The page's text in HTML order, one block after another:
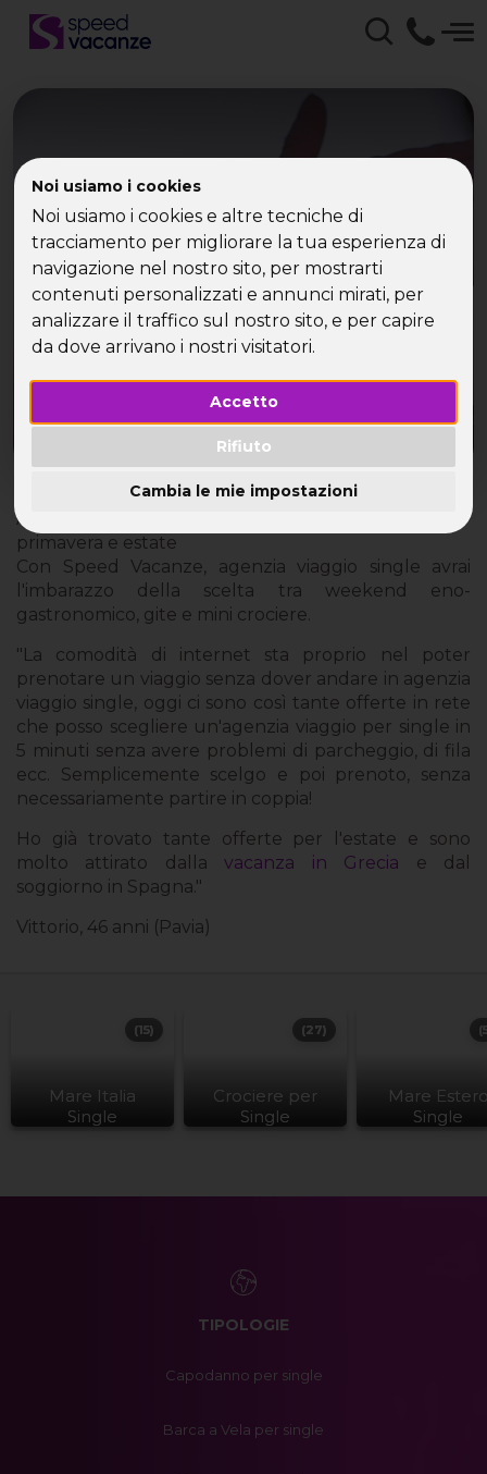
Noi usiamo i cookies
Noi usiamo i cookies e altre tecniche di
tracciamento per migliorare la tua esperienza di
navigazione nel nostro sito, per mostrarti
contenuti personalizzati e annunci mirati, per
analizzare il traffico sul nostro sito, e per capire
da dove arrivano i nostri visitatori.
Accetto
Rifiuto
Cambia le mie impostazioni
Speed Vacanze - Agenzia
Viaggio Single, weekend
e vacanze
Agenzia Viaggio Single - offerte e proposte per
primavera e estate
Agenzia Viaggio Single - offerte e proposte per
primavera e estate
Con Speed Vacanze, agenzia viaggio single avrai
l'imbarazzo della scelta tra weekend eno-
gastronomico, gite e mini crociere.
"La comodità di internet sta proprio nel poter
prenotare un viaggio senza dover andare in agenzia
viaggio single, oggi ci sono così tante offerte in rete
che posso scegliere un'agenzia viaggio per single in
5 minuti senza avere problemi di parcheggio, di fila
ecc. Semplicemente scelgo e poi prenoto, senza
necessariamente partire in coppia!
Ho già trovato tante offerte per l'estate e sono
molto attirato dallavacanza in Grecia e dal
soggiorno in Spagna."
Vittorio, 46 anni (Pavia)
Mare Italia
Single
(15)
Crociere per
Single
(27)
Mare
Single
TIPOLOGIE
Capodanno per single
Barca a Vela per single